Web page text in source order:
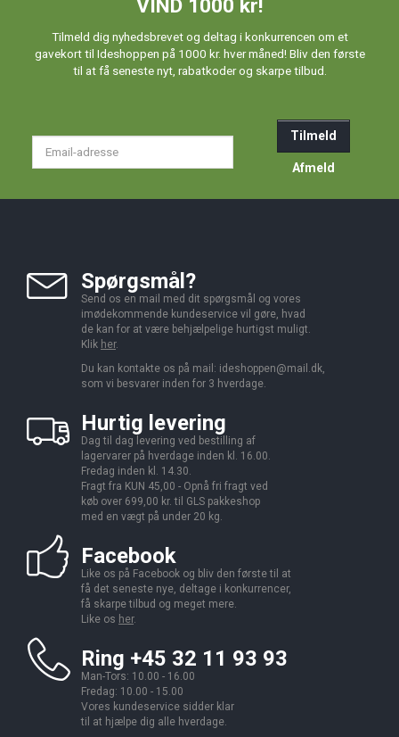
VIND 1000 kr!
Tilmeld dig nyhedsbrevet og deltag i konkurrencen om et
gavekort til Ideshoppen på 1000 kr. hver måned! Bliv den første
til at få seneste nyt, rabatkoder og skarpe tilbud.
Tilmeld
Afmeld
Spørgsmål?
Send os en mail med dit spørgsmål og vores
imødekommende kundeservice vil gøre, hvad
de kan for at være behjælpelige hurtigst muligt.
Klik her.
Du kan kontakte os på mail: ideshoppen@mail.dk,
som vi besvarer inden for 3 hverdage.
Hurtig levering
Dag til dag levering ved bestilling af
lagervarer på hverdage inden kl. 16.00.
Fredag inden kl. 14.30.
Fragt fra KUN 45,00 - Opnå fri fragt ved
køb over 699,00 kr. til GLS pakkeshop
med en vægt på under 20 kg.
Facebook
Like os på Facebook og bliv den første til at
få det seneste nye, deltage i konkurrencer,
få skarpe tilbud og meget mere.
Like os her.
Ring +45 32 11 93 93
Man-Tors: 10.00 - 16.00
Fredag: 10.00 - 15.00
Vores kundeservice sidder klar
til at hjælpe dig alle hverdage.